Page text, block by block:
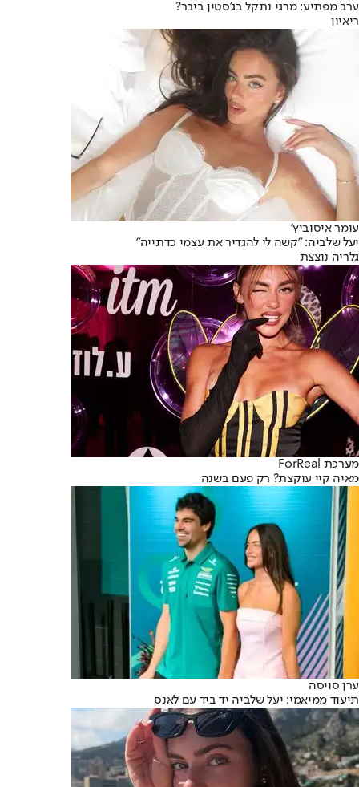
ערב מפתיע: מרגי נתקל בג'סטין ביבר?
ריאיון
עומר איסוביץ'
יעל שלביה: "קשה לי להגדיר את עצמי כדתייה"
גלריה נוצצת
מערכת ForReal
מאיה קיי עוקצת? רק פעם בשנה
ערן סויסה
תיעוד ממיאמי: יעל שלביה יד ביד עם לאנס